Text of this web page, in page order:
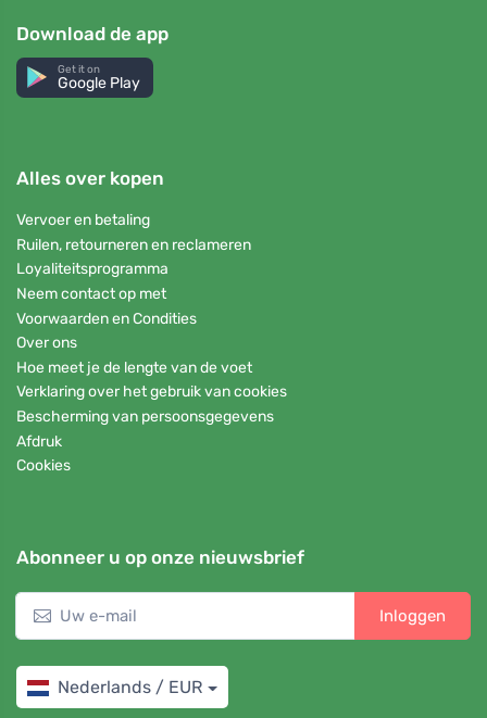
Download de app
Get it on
Google Play
Alles over kopen
Vervoer en betaling
Ruilen, retourneren en reclameren
Loyaliteitsprogramma
Neem contact op met
Voorwaarden en Condities
Over ons
Hoe meet je de lengte van de voet
Verklaring over het gebruik van cookies
Bescherming van persoonsgegevens
Afdruk
Cookies
Abonneer u op onze nieuwsbrief
Inloggen
Nederlands / EUR